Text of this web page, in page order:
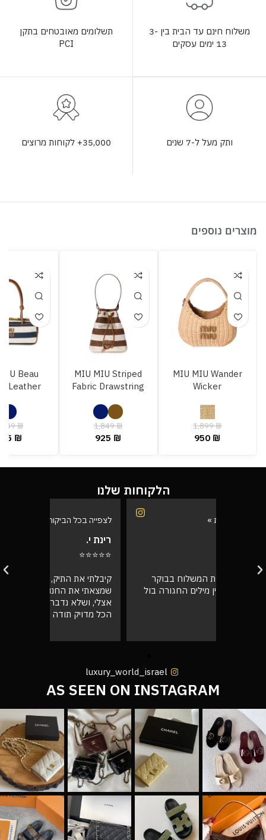
משלוח חינם עד הבית בין 3-
13 ימים עסקים
תשלומים מאובטחים בתקן
PCI
ותק מעל ל-7 שנים 35,000+ לקוחות מרוצים
מוצרים נוספים
MIU MIU Wander
Wicker
1,899₪
950 ₪
MIU MIU Striped
Fabric Drawstring
1,849₪
925 ₪
Beau
Leather
₪
₪
הלקוחות שלנו
לצפייה בכל הביקורות »
קיבלתי את התיק, מדהים! אין ספק
שמצאתי את החנות שלי שירות מעל הכל
אצלי, ושלא נדבר על התיק המעלף הזה.
הכל מדויק תודה רבה לכם 🙌❤️
luxury_world_israel
AS SEEN ON INSTAGRAM